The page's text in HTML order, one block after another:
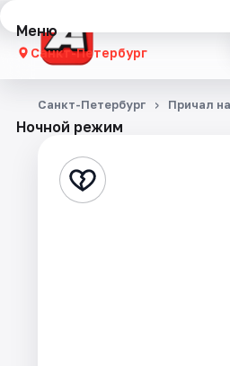
Меню
Санкт-Петербург
Концерты
Стендап
Ночной режим
Санкт-Петербург Причал